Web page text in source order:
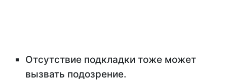
Отсутствие подкладки тоже может
вызвать подозрение.